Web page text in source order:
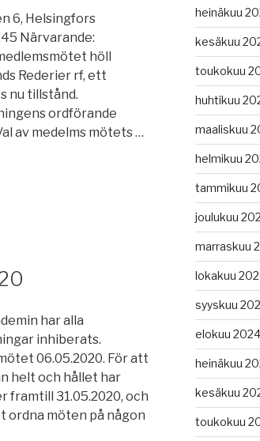
Helsingfors
Närvarande:
höll
Rederier rf, ett
nu tillstånd.
ordförande
mötets …
har alla
inhiberats.
06.05.2020. För att
helt och hållet har
framtill 31.05.2020, och
ordna möten på någon
heinäkuu
kesäkuu
toukokuu
huhtikuu
maaliskuu
helmikuu
tammikuu
joulukuu
marraskuu
lokakuu
syyskuu
elokuu 2024
heinäkuu
kesäkuu
toukokuu